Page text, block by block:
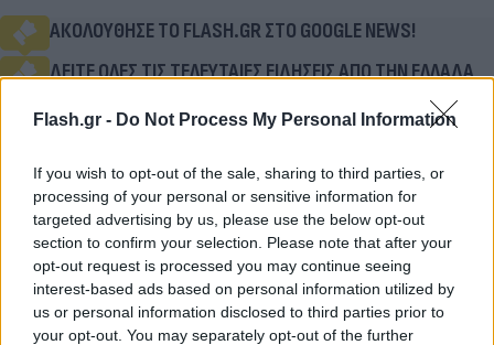
Flash.gr - Do Not Process My Personal Information
If you wish to opt-out of the sale, sharing to third parties, or
processing of your personal or sensitive information for
targeted advertising by us, please use the below opt-out
section to confirm your selection. Please note that after your
opt-out request is processed you may continue seeing
interest-based ads based on personal information utilized by
us or personal information disclosed to third parties prior to
your opt-out. You may separately opt-out of the further
ΑΚΟΛΟΥΘΗΣΕ ΤΟ FLASH.GR ΣΤΟ GOOGLE NEWS!
ΔΕΙΤΕ ΟΛΕΣ ΤΙΣ ΤΕΛΕΥΤΑΙΕΣ ΕΙΔΗΣΕΙΣ ΑΠΟ ΤΗΝ ΕΛΛΑΔΑ